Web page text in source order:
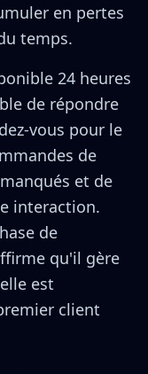
en pertes
temps.
24 heures
de répondre
vous pour le
de
et de
interaction.
de
qu'il gère
est
client